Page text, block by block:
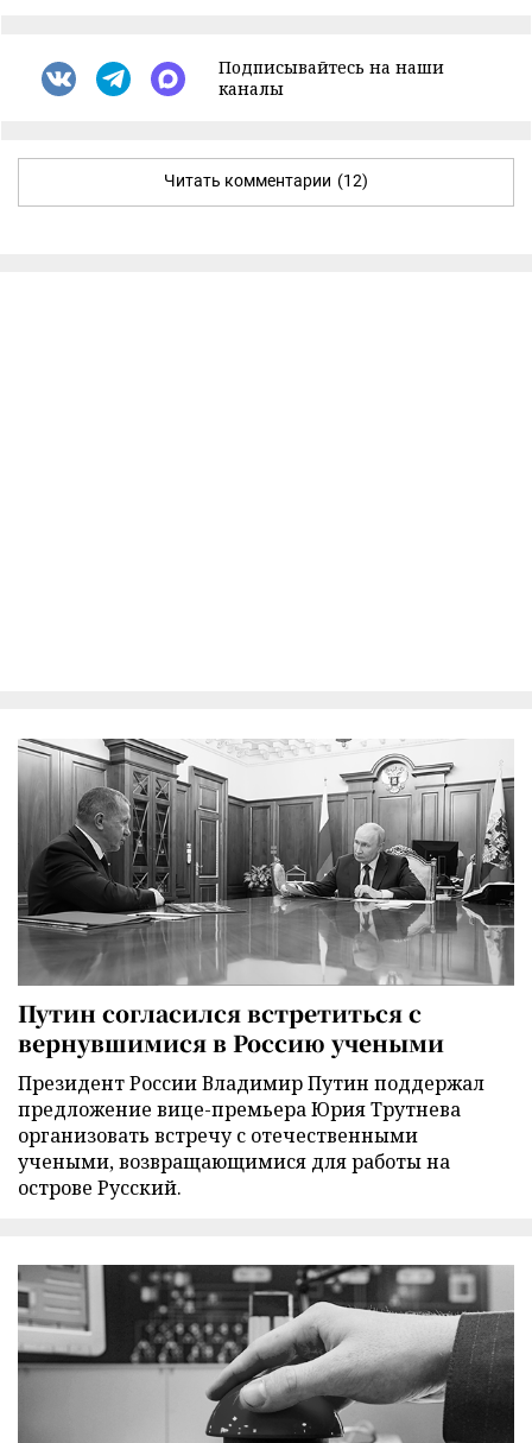
Подписывайтесь на наши
каналы
Читать комментарии (12)
Путин согласился встретиться с
вернувшимися в Россию учеными
Президент России Владимир Путин поддержал
предложение вице-премьера Юрия Трутнева
организовать встречу с отечественными
учеными, возвращающимися для работы на
острове Русский.